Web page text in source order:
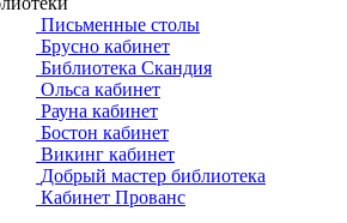
Письменные столы
Брусно кабинет
Библиотека Скандия
Ольса кабинет
Рауна кабинет
Бостон кабинет
Викинг кабинет
Добрый мастер библиотека
Кабинет Прованс